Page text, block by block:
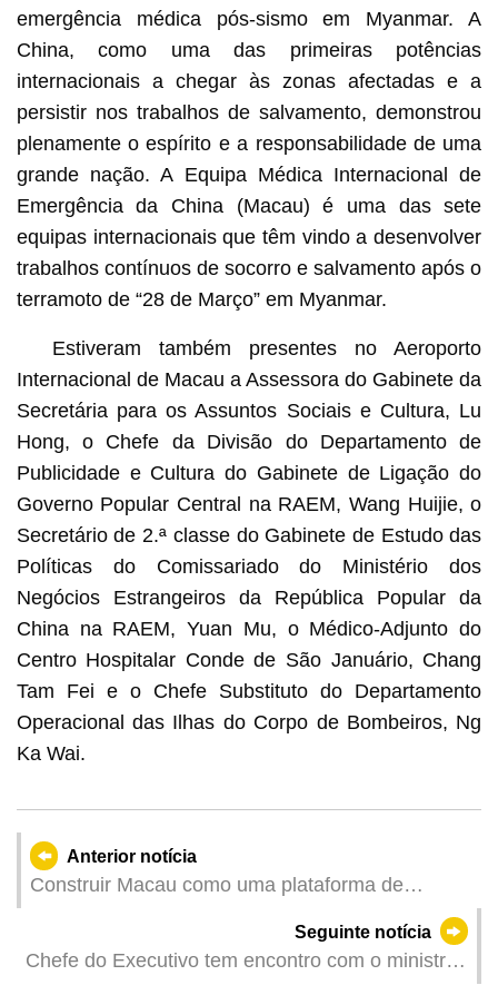
emergência médica pós-sismo em Myanmar. A
China, como uma das primeiras potências
internacionais a chegar às zonas afectadas e a
persistir nos trabalhos de salvamento, demonstrou
plenamente o espírito e a responsabilidade de uma
grande nação. A Equipa Médica Internacional de
Emergência da China (Macau) é uma das sete
equipas internacionais que têm vindo a desenvolver
trabalhos contínuos de socorro e salvamento após o
terramoto de “28 de Março” em Myanmar.
Estiveram também presentes no Aeroporto
Internacional de Macau a Assessora do Gabinete da
Secretária para os Assuntos Sociais e Cultura, Lu
Hong, o Chefe da Divisão do Departamento de
Publicidade e Cultura do Gabinete de Ligação do
Governo Popular Central na RAEM, Wang Huijie, o
Secretário de 2.ª classe do Gabinete de Estudo das
Políticas do Comissariado do Ministério dos
Negócios Estrangeiros da República Popular da
China na RAEM, Yuan Mu, o Médico-Adjunto do
Centro Hospitalar Conde de São Januário, Chang
Tam Fei e o Chefe Substituto do Departamento
Operacional das Ilhas do Corpo de Bombeiros, Ng
Ka Wai.
Anterior notícia
Construir Macau como uma plataforma de
Seguinte notícia
Chefe do Executivo tem encontro com o ministro